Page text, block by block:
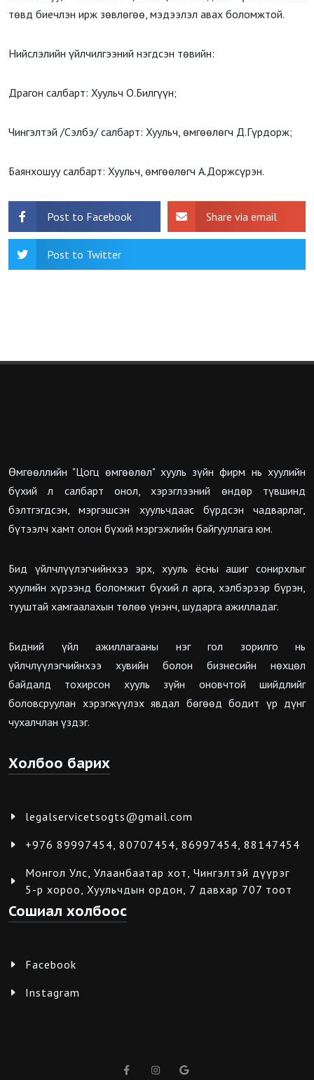
төвд биечлэн ирж зөвлөгөө, мэдээлэл авах боломжтой.
Нийслэлийн үйлчилгээний нэгдсэн төвийн:
Драгон салбарт: Хуульч О.Билгүүн;
Чингэлтэй /Сэлбэ/ салбарт: Хуульч, өмгөөлөгч Д.Гүрдорж;
Баянхошуу салбарт: Хуульч, өмгөөлөгч А.Доржсүрэн.
Post to Facebook Share via email
Post to Twitter
Өмгөөллийн "Цогц өмгөөлөл" хууль зүйн фирм нь хуулийн
бүхий л салбарт онол, хэрэглээний өндөр түвшинд
бэлтгэгдсэн, мэргэшсэн хуульчдаас бүрдсэн чадварлаг,
бүтээлч хамт олон бүхий мэргэжлийн байгууллага юм.
Бид үйлчлүүлэгчийнхээ эрх, хууль ёсны ашиг сонирхлыг
хуулийн хүрээнд боломжит бүхий л арга, хэлбэрээр бүрэн,
тууштай хамгаалахын төлөө үнэнч, шударга ажилладаг.
Бидний үйл ажиллагааны нэг гол зорилго нь
үйлчлүүлэгчийнхээ хувийн болон бизнесийн нөхцөл
байдалд тохирсон хууль зүйн оновчтой шийдлийг
боловсруулан хэрэгжүүлэх явдал бөгөөд бодит үр дүнг
чухалчлан үздэг.
Холбоо барих
legalservicetsogts@gmail.com
+976 89997454, 80707454, 86997454, 88147454
Монгол Улс, Улаанбаатар хот, Чингэлтэй дүүрэг
5-р хороо, Хуульчдын ордон, 7 давхар 707 тоот
Сошиал холбоос
Facebook
Instagram